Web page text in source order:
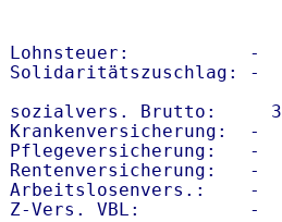
Lohnsteuer:           -
Solidaritätszuschlag: -
sozialvers. Brutto:
Krankenversicherung:
Pflegeversicherung:   -
Rentenversicherung:   -
Arbeitslosenvers.:    -
Z-Vers. VBL:          -